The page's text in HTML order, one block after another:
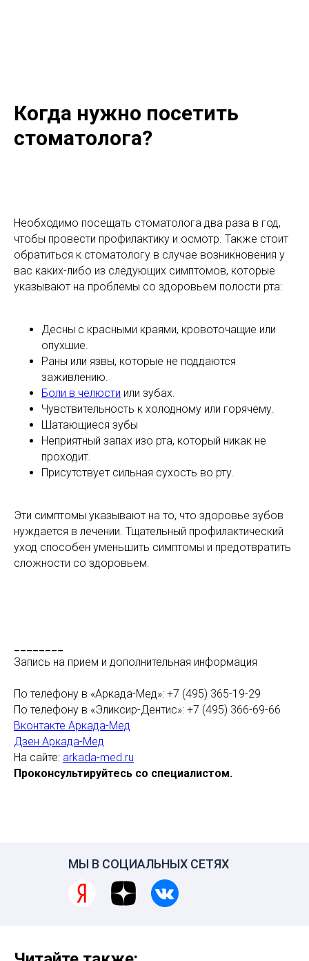
Когда нужно посетить
стоматолога?
Необходимо посещать стоматолога два раза в год,
чтобы провести профилактику и осмотр. Также стоит
обратиться к стоматологу в случае возникновения у
вас каких-либо из следующих симптомов, которые
указывают на проблемы со здоровьем полости рта:
Десны с красными краями, кровоточащие или
опухшие.
Раны или язвы, которые не поддаются
заживлению.
Боли в челюсти или зубах.
Чувствительность к холодному или горячему.
Шатающиеся зубы
Неприятный запах изо рта, который никак не
проходит.
Присутствует сильная сухость во рту.
Эти симптомы указывают на то, что здоровье зубов
нуждается в лечении. Тщательный профилактический
уход способен уменьшить симптомы и предотвратить
сложности со здоровьем.
Запись на прием и дополнительная информация
По телефону в «Аркада-Мед»: +7 (495) 365-19-29
По телефону в «Эликсир-Дентис»: +7 (495) 366-69-66
Вконтакте Аркада-Мед
Дзен Аркада-Мед
На сайте: arkada-med.ru
Проконсультируйтесь со специалистом.
МЫ В СОЦИАЛЬНЫХ СЕТЯХ